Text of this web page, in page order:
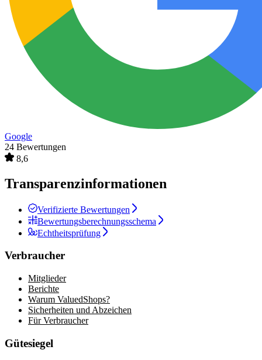
Google
24 Bewertungen
8,6
Transparenzinformationen
Verifizierte Bewertungen
Bewertungsberechnungsschema
Echtheitsprüfung
Verbraucher
Mitglieder
Berichte
Warum ValuedShops?
Sicherheiten und Abzeichen
Für Verbraucher
Gütesiegel